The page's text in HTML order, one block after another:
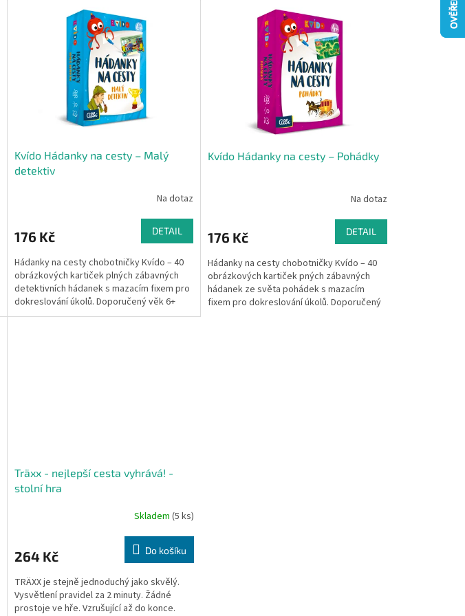
Kvído Hádanky na cesty – Malý
detektiv
Na dotaz
176 Kč DETAIL
Hádanky na cesty chobotničky Kvído – 40
obrázkových kartiček plných zábavných
detektivních hádanek s mazacím fixem pro
dokreslování úkolů. Doporučený věk 6+
Doba hraní...
Kvído Hádanky na cesty – Pohádky
Na dotaz
176 Kč DETAIL
Hádanky na cesty chobotničky Kvído – 40
obrázkových kartiček pných zábavných
hádanek ze světa pohádek s mazacím
fixem pro dokreslování úkolů. Doporučený
Träxx - nejlepší cesta vyhrává! -
stolní hra
Skladem (5 ks)
264 Kč Do košíku
TRÄXX je stejně jednoduchý jako skvělý.
Vysvětlení pravidel za 2 minuty. Žádné
prostoje ve hře. Vzrušující až do konce.